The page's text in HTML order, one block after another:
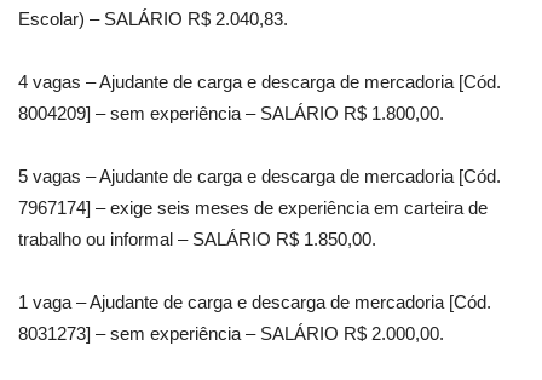
Escolar) – SALÁRIO R$ 2.040,83.
4 vagas – Ajudante de carga e descarga de mercadoria [Cód.
8004209] – sem experiência – SALÁRIO R$ 1.800,00.
5 vagas – Ajudante de carga e descarga de mercadoria [Cód.
7967174] – exige seis meses de experiência em carteira de
trabalho ou informal – SALÁRIO R$ 1.850,00.
1 vaga – Ajudante de carga e descarga de mercadoria [Cód.
8031273] – sem experiência – SALÁRIO R$ 2.000,00.